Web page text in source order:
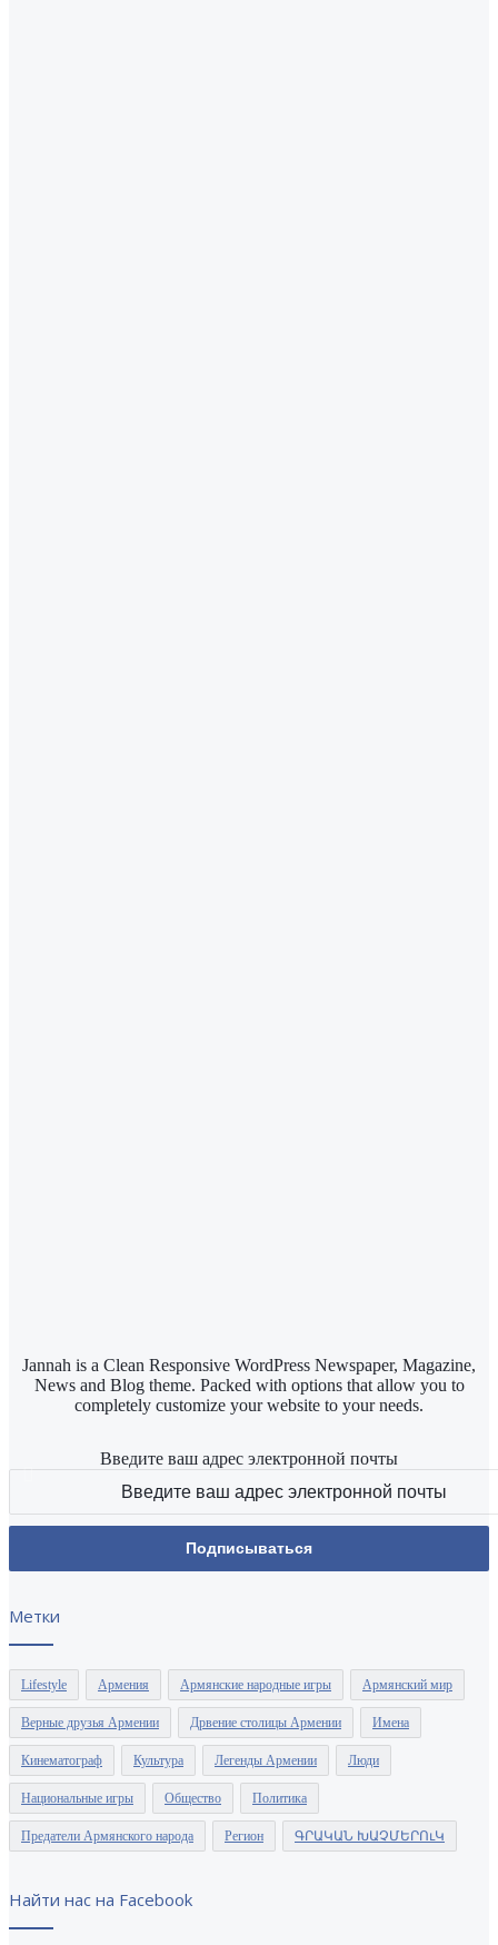
Jannah is a Clean Responsive WordPress Newspaper, Magazine,
News and Blog theme. Packed with options that allow you to
completely customize your website to your needs.
Введите ваш адрес электронной почты
Метки
Lifestyle Армения Армянские народные игры Армянский мир
Верные друзья Армении Дрвение столицы Армении Имена
Кинематограф Культура Легенды Армении Люди
Национальные игры Общество Политика
Предатели Армянского народа Регион ԳՐԱԿԱՆ ԽԱՉՄԵՐՈւԿ
Найти нас на Facebook